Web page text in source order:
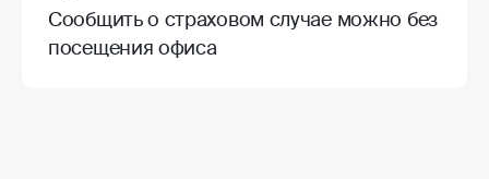
Сообщить о страховом случае можно без
посещения офиса